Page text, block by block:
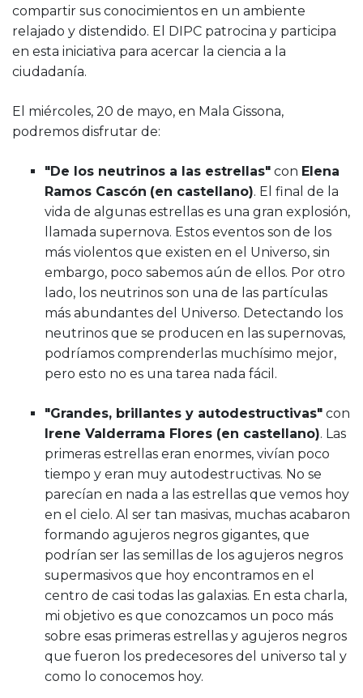
compartir sus conocimientos en un ambiente
relajado y distendido. El DIPC patrocina y participa
en esta iniciativa para acercar la ciencia a la
ciudadanía.
El miércoles, 20 de mayo, en Mala Gissona,
podremos disfrutar de:
"De los neutrinos a las estrellas" con Elena
Ramos Cascón (en castellano). El final de la
vida de algunas estrellas es una gran explosión,
llamada supernova. Estos eventos son de los
más violentos que existen en el Universo, sin
embargo, poco sabemos aún de ellos. Por otro
lado, los neutrinos son una de las partículas
más abundantes del Universo. Detectando los
neutrinos que se producen en las supernovas,
podríamos comprenderlas muchísimo mejor,
pero esto no es una tarea nada fácil.
"Grandes, brillantes y autodestructivas" con
Irene Valderrama Flores (en castellano). Las
primeras estrellas eran enormes, vivían poco
tiempo y eran muy autodestructivas. No se
parecían en nada a las estrellas que vemos hoy
en el cielo. Al ser tan masivas, muchas acabaron
formando agujeros negros gigantes, que
podrían ser las semillas de los agujeros negros
supermasivos que hoy encontramos en el
centro de casi todas las galaxias. En esta charla,
mi objetivo es que conozcamos un poco más
sobre esas primeras estrellas y agujeros negros
que fueron los predecesores del universo tal y
como lo conocemos hoy.